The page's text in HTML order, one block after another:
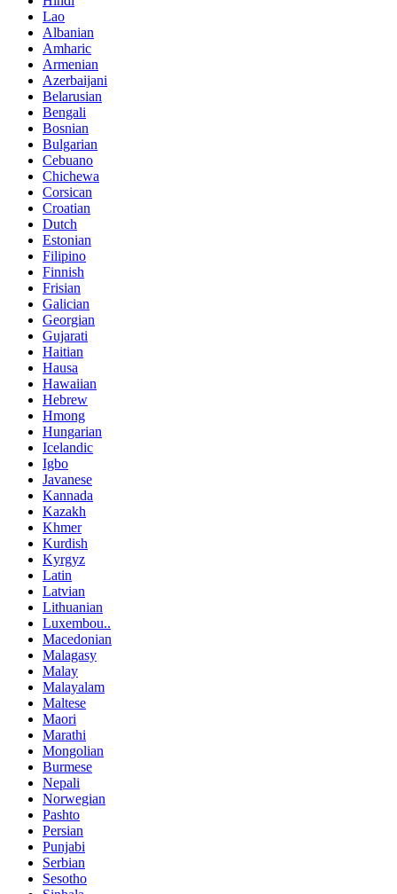
Lao
Albanian
Amharic
Armenian
Azerbaijani
Belarusian
Bengali
Bosnian
Bulgarian
Cebuano
Chichewa
Corsican
Croatian
Dutch
Estonian
Filipino
Finnish
Frisian
Galician
Georgian
Gujarati
Haitian
Hausa
Hawaiian
Hebrew
Hmong
Hungarian
Icelandic
Igbo
Javanese
Kannada
Kazakh
Khmer
Kurdish
Kyrgyz
Latin
Latvian
Lithuanian
Luxembou..
Macedonian
Malagasy
Malay
Malayalam
Maltese
Maori
Marathi
Mongolian
Burmese
Nepali
Norwegian
Pashto
Persian
Punjabi
Serbian
Sesotho